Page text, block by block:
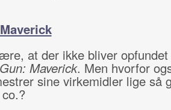
at der ikke bliver opfundet
Maverick. Men hvorfor
sine virkemidler lige så